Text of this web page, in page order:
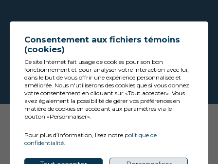
© 2026 Association des résidents du lac des Piles , tous droits réservés
Consentement aux fichiers témoins
(cookies)
Ce site Internet fait usage de cookies pour son bon
fonctionnement et pour analyser votre interaction avec lui,
dans le but de vous offrir une expérience personnalisée et
améliorée. Nous n'utiliserons des cookies que si vous donnez
votre consentement en cliquant sur «Tout accepter». Vous
avez également la possibilité de gérer vos préférences en
matière de cookies en accédant aux paramètres via le
bouton «Personnaliser».
Pour plus d’information, lisez notre politique de
confidentialité.